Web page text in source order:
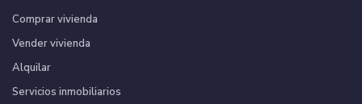
Comprar vivienda
Vender vivienda
Alquilar
Servicios inmobiliarios